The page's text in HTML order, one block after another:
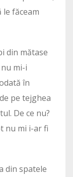
făceam
din mătase
mi-i
în
pe tejghea
De ce nu?
nu mi i-ar fi
din spatele